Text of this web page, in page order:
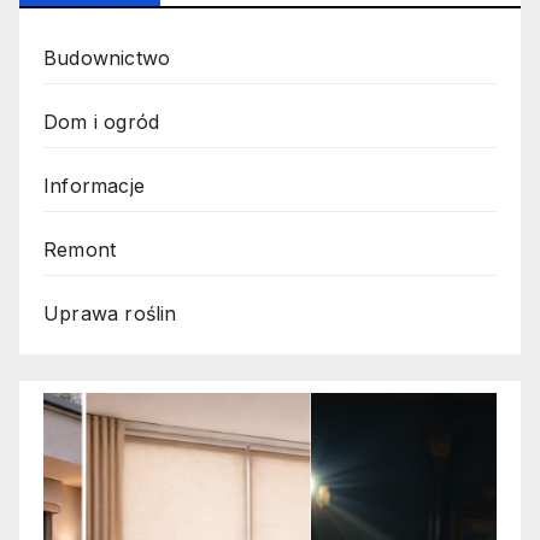
Budownictwo
Dom i ogród
Informacje
Remont
Uprawa roślin